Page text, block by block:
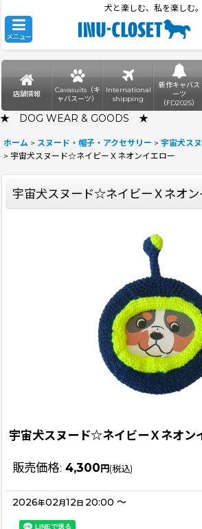
犬と楽しむ、私を楽しむ。
メニュー
店舗情報
Cavasuits（キ
ャバスーツ）
International
shipping
新作キャバス
ーツ
（FD2025）
★ DOG WEAR & GOODS ★
ホーム > スヌード・帽子・アクセサリー > 宇宙犬ス
> 宇宙犬スヌード☆ネイビーＸネオンイエロー
宇宙犬スヌード☆ネイビーＸネオン
宇宙犬スヌード☆ネイビーＸネオン
販売価格: 4,300円(税込)
2026年02月 12日 20:00 ～